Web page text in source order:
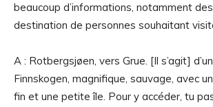
beaucoup d’informations, notamment
destination de personnes souhaitant
A : Rotbergsjøen, vers Grue. [Il s’agit]
Finnskogen, magnifique, sauvage, avec
fin et une petite île. Pour y accéder, tu